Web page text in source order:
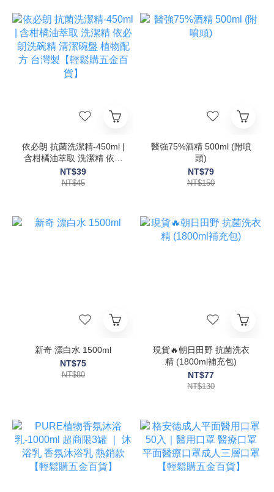
依必朗 抗菌洗潔精-450ml |
含柑橘油萃取 洗潔精 依必
朗洗碗精 清潔碗盤 植物配
方 台灣製【輕鬆購五金百
NT$39
NT$45
醫強75%酒精 500ml (附噴
頭)
NT$79
NT$150
新奇 漂白水 1500ml
NT$75
NT$80
現貨🔥朝日田野 抗菌洗衣
精 (1800ml補充包)
NT$77
NT$130